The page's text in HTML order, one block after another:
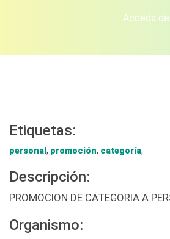
Acceda
Etiquetas:
personal , promoción, categoría,
Descripción:
PROMOCION DE CATEGORIA A
Organismo: